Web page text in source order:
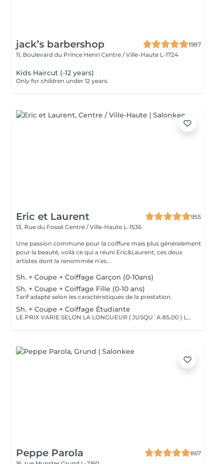
jack’s barbershop
1987
11, Boulevard du Prince Henri Centre / Ville-Haute L-1724
Kids Haircut (-12 years)
Only for children under 12 years.
Eric et Laurent
955
13, Rue du Fossé Centre / Ville-Haute L-1536
Une passion commune pour la coiffure mais plus généralement
pour la beauté, voilà ce qui a réuni Eric&Laurent, ces deux
artistes dont la renommée n'es...
Sh. + Coupe + Coiffage Garçon (0-10ans)
Sh. + Coupe + Coiffage Fille (0-10 ans)
Tarif adapté selon les caractéristiques de la prestation.
Sh. + Coupe + Coiffage Étudiante
LE PRIX VARIE SELON LA LONGUEUR ( JUSQU`A 85,00 ) Les remises sont valables uniquement mardi-mercredi-jeudi sur les prestations couleur, toner et balayage (-10%)
Peppe Parola
867